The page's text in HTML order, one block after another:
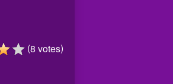
(8 votes)